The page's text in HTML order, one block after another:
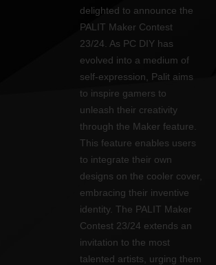
delighted to announce the
PALIT Maker Contest
23/24. As PC DIY has
evolved into a medium of
self-expression, Palit aims
to inspire gamers to
unleash their creativity
through the Maker feature.
This feature enables users
to integrate their own
designs on the cooler cover,
embracing their inventive
identity. The PALIT Maker
Contest 23/24 extends an
invitation to the most
talented artists, urging them